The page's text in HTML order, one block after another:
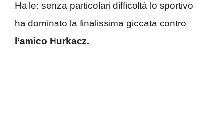
Halle: senza particolari difficoltà lo sportivo
ha dominato la finalissima giocata contro
l’amico Hurkacz.